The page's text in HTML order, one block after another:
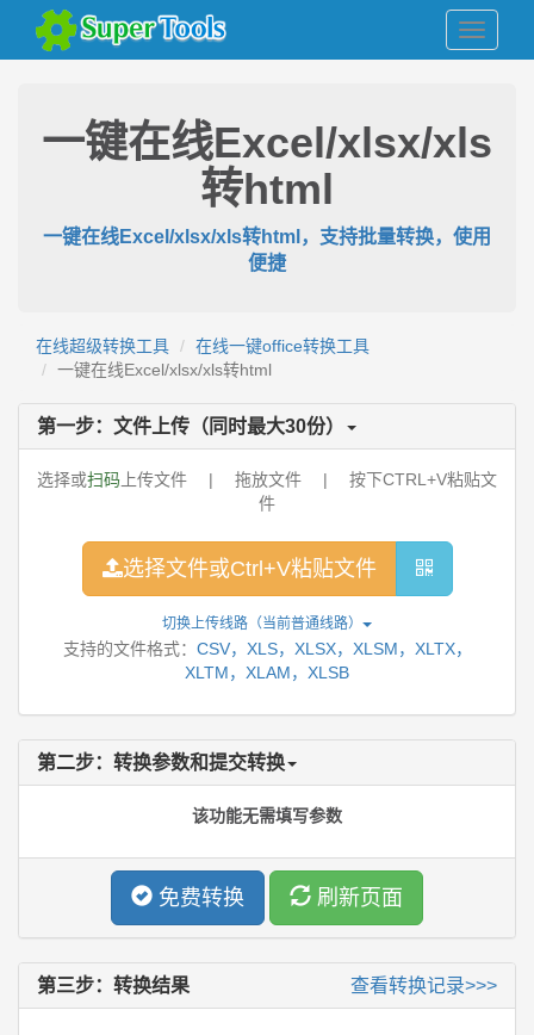
一键在线Excel/xlsx/xls
转html
一键在线Excel/xlsx/xls转html，支持批量转换，使用
便捷
在线超级转换工具
在线一键office转换工具
一键在线Excel/xlsx/xls转html
第一步：文件上传（同时最大30份）
选择或扫码 上传文件 | 拖放文件 | 按下CTRL+V粘贴文
件
选择文件或Ctrl+V粘贴文件
切换上传线路（当前普通线路）
支持的文件格式： CSV，XLS，XLSX，XLSM，XLTX，
XLTM，XLAM，XLSB
第二步：转换参数和提交转换
该功能无需填写参数
免费转换 刷新页面
第三步：转换结果 查看转换记录>>>